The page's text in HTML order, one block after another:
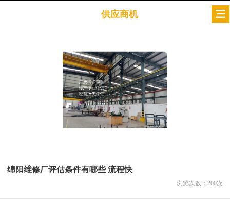
供应商机
绵阳维修厂评估条件有哪些 流程快
浏览次数： 200次